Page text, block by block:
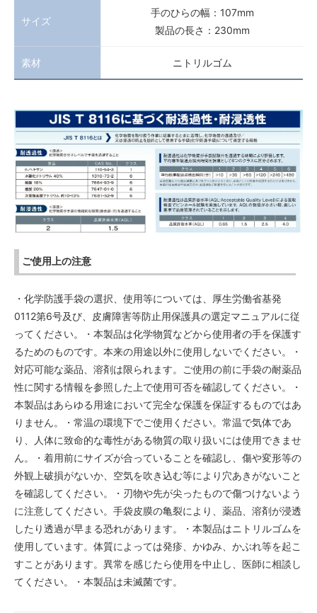
サイズ
手のひらの幅：107mm
製品の長さ：230mm
素材 ニトリルゴム
ご使用上の注意
・化学防護手袋の選択、使用等については、厚生労働省基発
0112第6号及び、皮膚障害等防止用保護具の選定マニュアルに従
ってください。・本製品は化学物質などから使用者の手を保護す
るためのものです。本来の用途以外に使用しないでください。・
対応可能な薬品、溶剤は限られます。ご使用の前に手袋の耐薬品
性に関する情報を参照した上で使用可否を確認してください。・
本製品はあらゆる用途において完全な保護を保証するものではあ
りません。・常温の環境下でご使用ください。常温で気体であ
り、人体に致命的な毒性がある物質の取り扱いには使用できませ
ん。・着用前にサイズが合っていることを確認し、傷や変形等の
外観上破損がないか、空気を吹き込む等により穴あきがないこと
を確認してください。・刃物や先が尖ったもので傷つけないよう
に注意してください。手袋皮膜の亀裂により、薬品、溶剤が浸透
したり透過が早まる恐れがあります。・本製品はニトリルゴムを
使用しています。体質によっては発疹、かゆみ、かぶれ等を起こ
すことがあります。異常を感じたら使用を中止し、医師に相談し
てください。・本製品は未滅菌です。